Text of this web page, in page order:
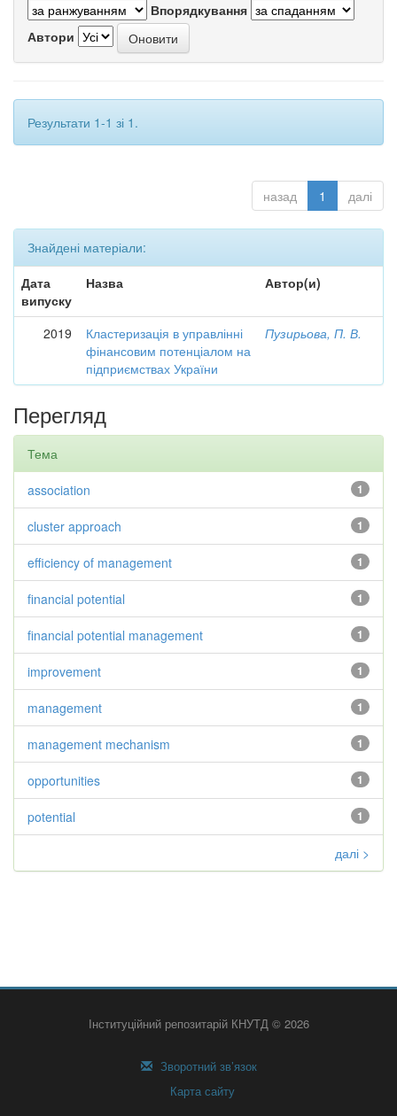
Впорядкування
Автори
Результати 1-1 зі 1.
назад 1 далі
Знайдені матеріали:
Дата
випуску
Назва Автор(и)
2019
Кластеризація в управлінні
фінансовим потенціалом на
підприємствах України
Пузирьова, П. В.
Перегляд
Тема
1
association
1
cluster approach
1
efficiency of management
1
financial potential
1
financial potential management
1
improvement
1
management
1
management mechanism
1
opportunities
1
potential
далі >
Інституційний репозитарій КНУТД © 2026
Зворотний зв’язок
Карта сайту